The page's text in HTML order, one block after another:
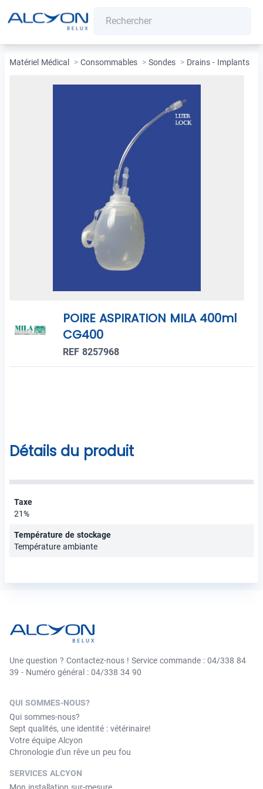
Matériel Médical > Consommables > Sondes > Drains - Implants
POIRE ASPIRATION MILA 400ml
CG400
REF 8257968
Détails du produit
Taxe
21%
Température de stockage
Température ambiante
Une question ? Contactez-nous ! Service commande : 04/338 84
39 - Numéro général : 04/338 34 90
QUI SOMMES-NOUS?
Qui sommes-nous?
Sept qualités, une identité : vétérinaire!
Votre équipe Alcyon
Chronologie d'un rêve un peu fou
SERVICES ALCYON